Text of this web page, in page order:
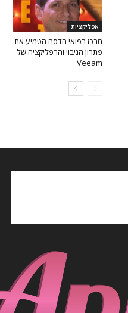
אפליקציות
מרכז רפואי הדסה הטמיע את
פתרון הגיבוי והרפליקציה של
Veeam